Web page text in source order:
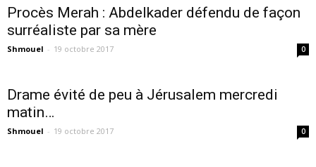
Procès Merah : Abdelkader défendu de façon
surréaliste par sa mère
Shmouel - 19 octobre 2017 0
Drame évité de peu à Jérusalem mercredi
matin…
Shmouel - 19 octobre 2017 0